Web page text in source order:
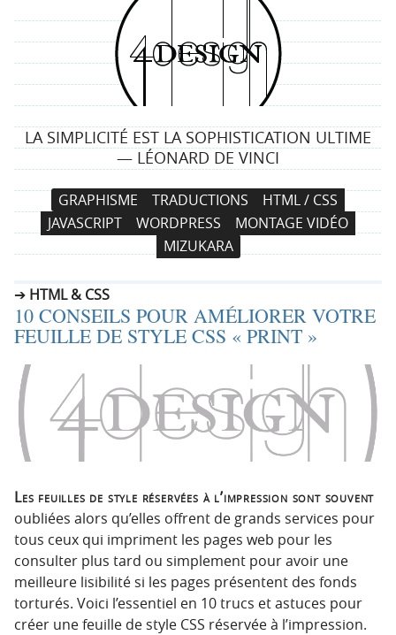
4
d
e
s
i
g
LA SIMPLICITÉ EST LA SOPHISTICATION ULTIME
— LÉONARD DE VINCI
a
t
i
n
r
c
i
p
a
l
e
a
u
c
n
e
n
GRAPHISME TRADUCTIONS
HTML / CSS
JAVASCRIPT
WORDPRESS
MONTAGE VIDÉO
MIZUKARA
HTML & CSS
10 CONSEILS POUR AMÉLIORER VOTRE
FEUILLE DE STYLE CSS « PRINT »
Les feuilles de style réservées à l’impression sont souvent
oubliées alors qu’elles offrent de grands services pour
tous ceux qui impriment les pages web pour les
consulter plus tard ou simplement pour avoir une
meilleure lisibilité si les pages présentent des fonds
torturés. Voici l’essentiel en 10 trucs et astuces pour
créer une feuille de style CSS réservée à l’impression.